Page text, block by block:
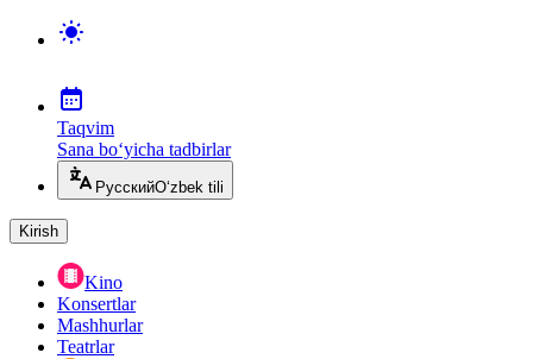
Taqvim
Sana bo‘yicha tadbirlar
РусскийO‘zbek tili
Kirish
Kino
Konsertlar
Mashhurlar
Teatrlar